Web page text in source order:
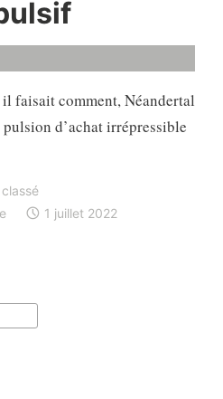
faisait comment, Néandertal
d’achat irrépressible
1 juillet 2022